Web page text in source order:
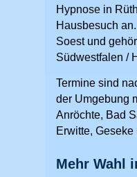
Hypnose in
Hausbesuch
Soest und
Südwestfalen /
Termine sind
der Umgebung
Anröchte, Bad
Erwitte,
Mehr Wahl